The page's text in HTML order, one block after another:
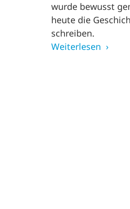
wurde bewusst
heute die
schreiben.
Weiterlesen